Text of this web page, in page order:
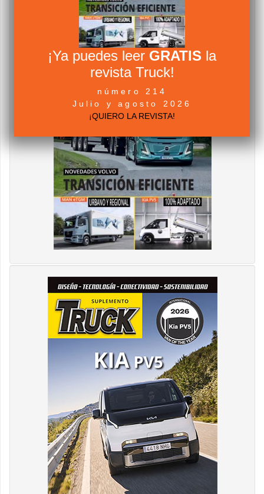
¡Ya puedes leer GRATIS la
revista Truck!
número 214
Julio y agosto 2026
¡QUIERO LA REVISTA!